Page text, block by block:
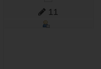
11